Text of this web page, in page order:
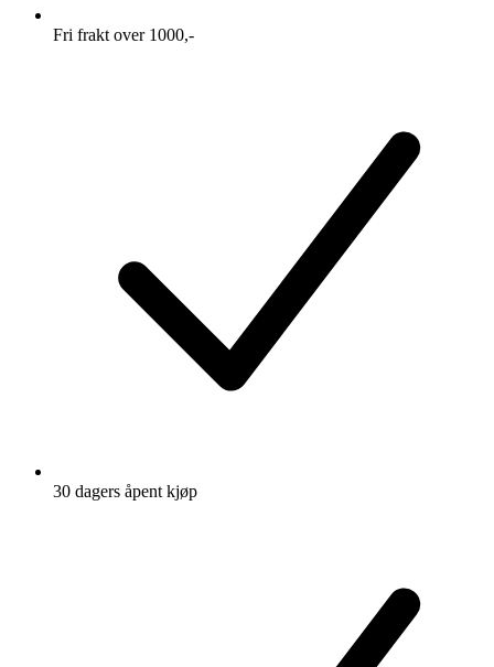
Fri frakt over 1000,-
30 dagers åpent kjøp